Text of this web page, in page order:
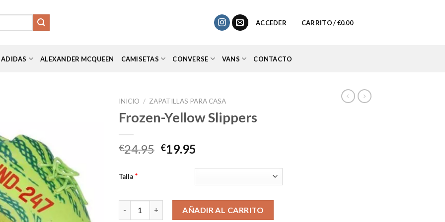
ACCEDER CARRITO /€0.00
ADIDAS ALEXANDER MCQUEEN CAMISETAS CONVERSE VANS CONTACTO
deseos
INICIO / ZAPATILLAS PARA CASA
Frozen-Yellow Slippers
€24.95 El
original
€19.95
actual
es:
Talla *
Frozen-Yellow Slippers cantidadAÑADIR AL CARRITO